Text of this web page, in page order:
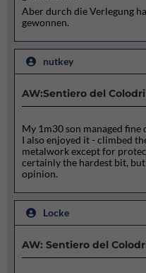
Aber durch die Verlegung
gewonnen.
nutkey
AW:Sentiero del
My 1m30 son managed
I also enjoyed it - climbed
metalwork except for
certainly the hardest bit,
opinion.
Locke
AW: Sentiero del